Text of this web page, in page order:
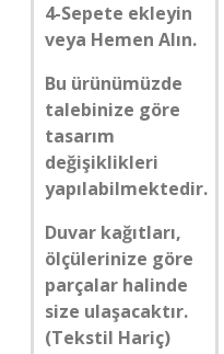
4-Sepete ekleyin
veya Hemen Alın.
Bu ürünümüzde
talebinize göre
tasarım
değişiklikleri
yapılabilmektedir.
Duvar kağıtları,
ölçülerinize göre
parçalar halinde
size ulaşacaktır.
(Tekstil Hariç)